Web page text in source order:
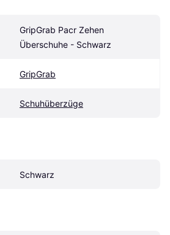
GripGrab Pacr Zehen
Überschuhe - Schwarz
GripGrab
Schuhüberzüge
Schwarz